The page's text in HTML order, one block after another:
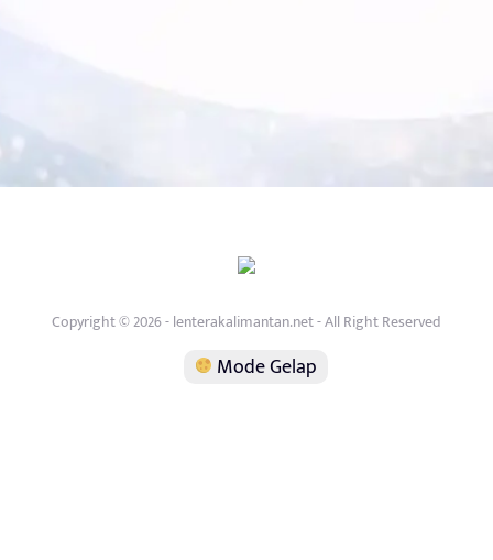
Copyright © 2026 - lenterakalimantan.net - All Right Reserved
Mode Gelap